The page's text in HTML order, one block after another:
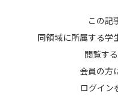
この記
同領域に所属する学
閲覧す
会員の方
ログイン